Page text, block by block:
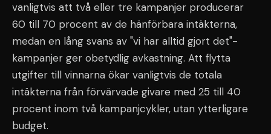
vanligtvis att två eller tre kampanjer producerar
60 till 70 procent av de hänförbara intäkterna,
medan en lång svans av "vi har alltid gjort det"-
kampanjer ger obetydlig avkastning. Att flytta
utgifter till vinnarna ökar vanligtvis de totala
intäkterna från förvärvade givare med 25 till 40
procent inom två kampanjcykler, utan ytterligare
budget.